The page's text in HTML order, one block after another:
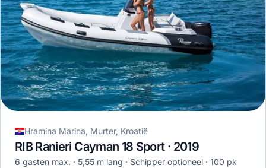
Hramina Marina, Murter, Kroatië
RIB Ranieri Cayman 18 Sport · 2019
6 gasten max. 5,55 m lang Schipper optioneel
100 pk